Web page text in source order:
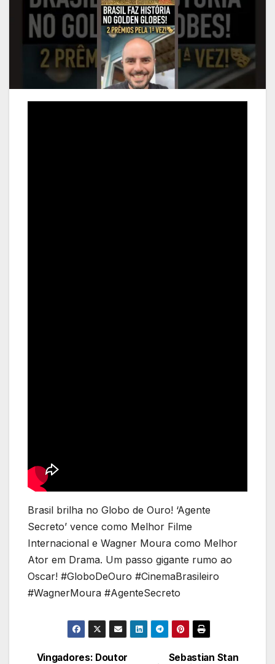
Brasil brilha no Globo de Ouro! ‘Agente
Secreto’ vence como Melhor Filme
Internacional e Wagner Moura como Melhor
Ator em Drama. Um passo gigante rumo ao
Oscar! #GloboDeOuro #CinemaBrasileiro
#WagnerMoura #AgenteSecreto
Sebastian Stan
Vingadores: Doutor